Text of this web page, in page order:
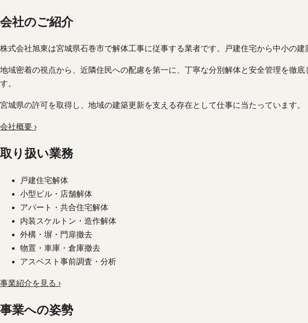
会社のご紹介
株式会社旭東は宮城県石巻市で解体工事に従事する業者です。戸建住宅から中小の
地域密着の視点から、近隣住民への配慮を第一に、丁寧な分別解体と安全管理を徹
す。
宮城県の許可を取得し、地域の建築更新を支える存在として仕事に当たっています。
会社概要 ›
取り扱い業務
戸建住宅解体
小型ビル・店舗解体
アパート・共合住宅解体
内装スケルトン・造作解体
外構・塀・門扉撤去
物置・車庫・倉庫撤去
アスベスト事前調査・分析
事業紹介を見る ›
事業への姿勢